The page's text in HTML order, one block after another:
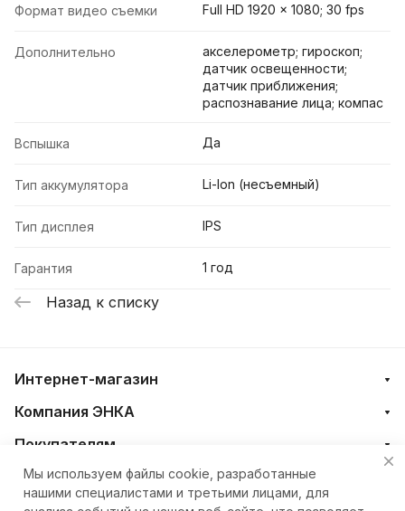
Формат видео съемки Full HD 1920 x 1080; 30 fps
Дополнительно
акселерометр; гироскоп;
датчик освещенности;
датчик приближения;
распознавание лица; компас
Вспышка Да
Тип аккумулятора Li-Ion (несъемный)
Тип дисплея IPS
Гарантия 1 год
Назад к списку
Интернет-магазин
Компания ЭНКА
Покупателям
+7 (4212) 23-33-33
Мы используем файлы cookie, разработанные
нашими специалистами и третьими лицами, для